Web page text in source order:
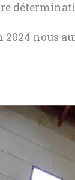
2024 nous